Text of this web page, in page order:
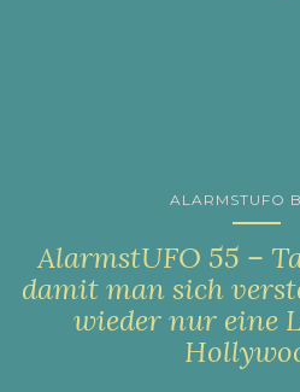
ALARMSTUFO
AlarmstUFO 55 –
damit man sich
wieder nur eine